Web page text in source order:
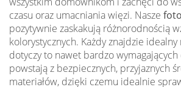
czasu oraz umacniania więzi. Nasze
pozytywnie zaskakują różnorodnością
kolorystycznych. Każdy znajdzie
dotyczy to nawet bardzo wymagających
powstają z bezpiecznych, przyjaznych
materiałów, dzięki czemu idealnie